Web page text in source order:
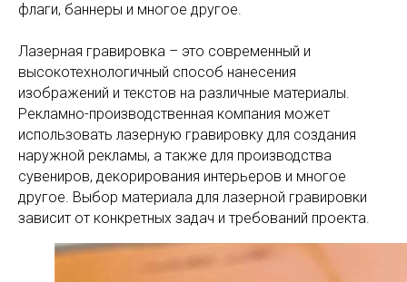
флаги, баннеры и многое другое.
Лазерная гравировка – это современный и
высокотехнологичный способ нанесения
изображений и текстов на различные материалы.
Рекламно-производственная компания может
использовать лазерную гравировку для создания
наружной рекламы, а также для производства
сувениров, декорирования интерьеров и многое
другое. Выбор материала для лазерной гравировки
зависит от конкретных задач и требований проекта.